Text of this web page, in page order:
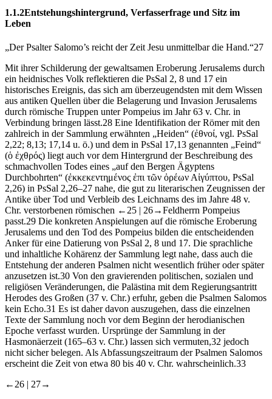
1.1.2Entstehungshintergrund, Verfasserfrage und Sitz im
Leben
„Der Psalter Salomo’s reicht der Zeit Jesu unmittelbar die Hand.“27
Mit ihrer Schilderung der gewaltsamen Eroberung Jerusalems durch
ein heidnisches Volk reflektieren die PsSal 2, 8 und 17 ein
historisches Ereignis, das sich am überzeugendsten mit dem Wissen
aus antiken Quellen über die Belagerung und Invasion Jerusalems
durch römische Truppen unter Pompeius im Jahr 63 v. Chr. in
Verbindung bringen lässt.28 Eine Identifikation der Römer mit den
zahlreich in der Sammlung erwähnten „Heiden“ (ἐθνοί, vgl. PsSal
2,22; 8,13; 17,14 u. ö.) und dem in PsSal 17,13 genannten „Feind“
(ὁ ἐχθρός) liegt auch vor dem Hintergrund der Beschreibung des
schmachvollen Todes eines „auf den Bergen Ägyptens
Durchbohrten“ (ἐκκεκεντημένος ἐπι τῶν ὀρέων Αἰγύπτου, PsSal
2,26) in PsSal 2,26–27 nahe, die gut zu literarischen Zeugnissen der
Antike über Tod und Verbleib des Leichnams des im Jahre 48 v.
Chr. verstorbenen römischen ←25 | 26→Feldherrn Pompeius
passt.29 Die konkreten Anspielungen auf die römische Eroberung
Jerusalems und den Tod des Pompeius bilden die entscheidenden
Anker für eine Datierung von PsSal 2, 8 und 17. Die sprachliche
und inhaltliche Kohärenz der Sammlung legt nahe, dass auch die
Entstehung der anderen Psalmen nicht wesentlich früher oder später
anzusetzen ist.30 Von den gravierenden politischen, sozialen und
religiösen Veränderungen, die Palästina mit dem Regierungsantritt
Herodes des Großen (37 v. Chr.) erfuhr, geben die Psalmen Salomos
kein Echo.31 Es ist daher davon auszugehen, dass die einzelnen
Texte der Sammlung noch vor dem Beginn der herodianischen
Epoche verfasst wurden. Ursprünge der Sammlung in der
Hasmonäerzeit (165–63 v. Chr.) lassen sich vermuten,32 jedoch
nicht sicher belegen. Als Abfassungszeitraum der Psalmen Salomos
erscheint die Zeit von etwa 80 bis 40 v. Chr. wahrscheinlich.33
←26 | 27→